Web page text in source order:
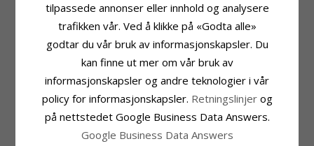
Høyde:20,7 mm
Høyde Ekskl. Øsken:
16,7 mm
Bredde:
Dybde:3,9 mm
Leveringstid: Ca. 5-10 Hverdager
MEST POPULÆRE PRODUKTER I
KATEGORIEN
tilpassede annonser eller innhold og analysere
trafikken vår. Ved å klikke på «Godta alle»
godtar du vår bruk av informasjonskapsler. Du
kan finne ut mer om vår bruk av
informasjonskapsler og andre teknologier i vår
policy for informasjonskapsler. Retningslinjer og
på nettstedet Google Business Data Answers.
Google Business Data Answers